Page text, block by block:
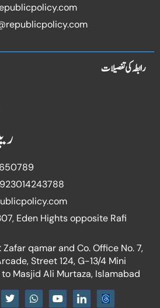
رابطہ کی تفصیلات
Eden Hights opposite Rafi
qamar and Co. Office No. 7,
Street 124, G-13/4 Mini
Masjid Ali Murtaza, Islamabad
T
w
W
h
Y
o
I
c